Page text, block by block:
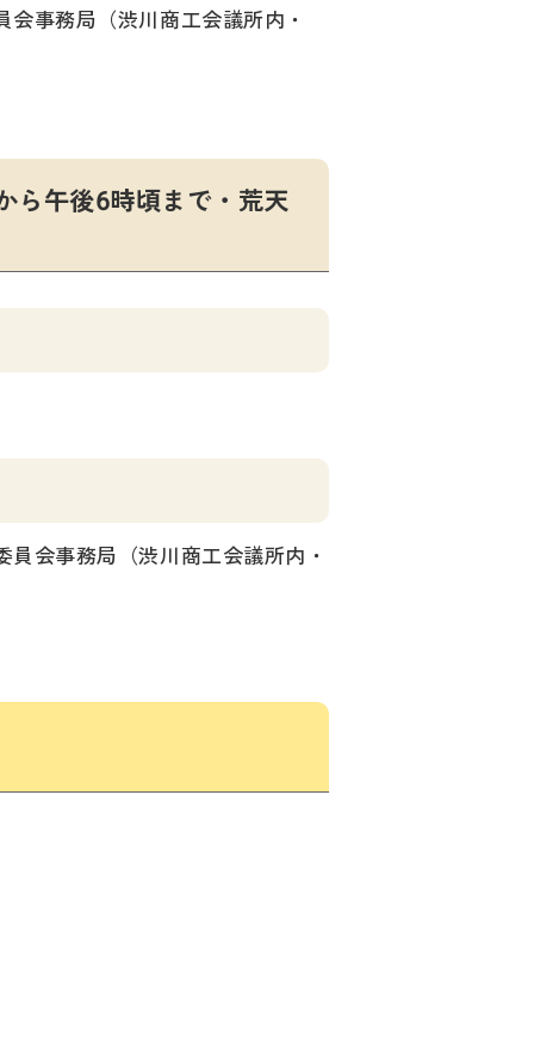
事務局（渋川商工会議所内・
ら午後6時頃まで・荒天
会事務局（渋川商工会議所内・